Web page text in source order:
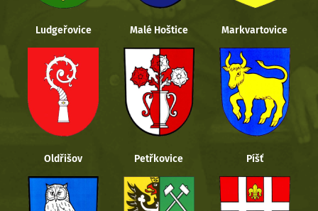
Ludgeřovice Malé Hoštice Markvartovice
Oldřišov Petřkovice Píšť